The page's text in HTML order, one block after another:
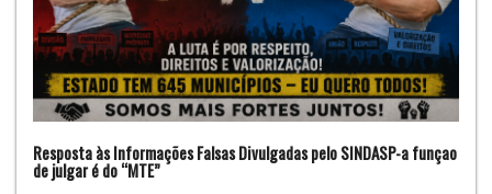
penitenciário
“Campinas/
e
região.
Resposta às Informações Falsas Divulgadas pelo SINDASP-a funçao
de julgar é do “MTE”